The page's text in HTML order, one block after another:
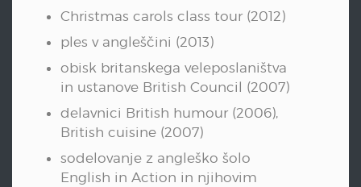
Christmas carols class tour (2012)
ples v angleščini (2013)
obisk britanskega veleposlaništva
in ustanove British Council (2007)
delavnici British humour (2006),
British cuisine (2007)
sodelovanje z angleško šolo
English in Action in njihovim